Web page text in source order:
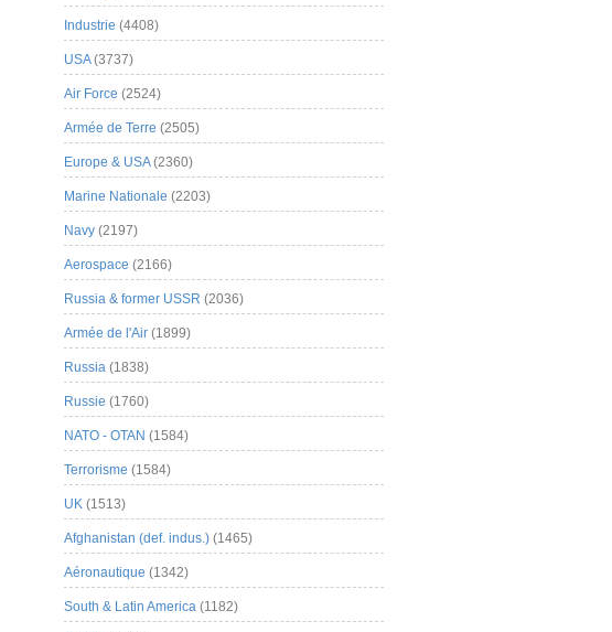
Industrie (4408)
USA(3737)
Air Force (2524)
Armée de Terre (2505)
Europe & USA(2360)
Marine Nationale (2203)
Navy (2197)
Aerospace (2166)
Russia & former USSR (2036)
Armée de l'Air (1899)
Russia (1838)
Russie (1760)
NATO - OTAN (1584)
Terrorisme (1584)
UK (1513)
Afghanistan (def. indus.) (1465)
Aéronautique (1342)
South & Latin America (1182)